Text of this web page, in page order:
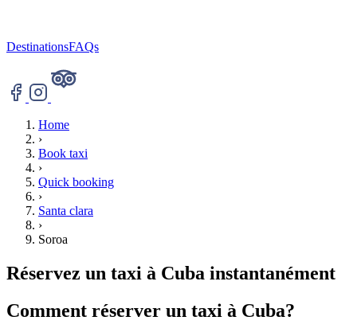
DestinationsFAQs
Home
›
Book taxi
›
Quick booking
›
Santa clara
›
Soroa
Réservez un taxi à Cuba instantanément
Comment réserver un taxi à Cuba?